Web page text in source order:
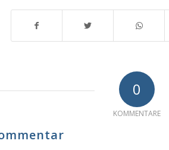
0
KOMMENTARE